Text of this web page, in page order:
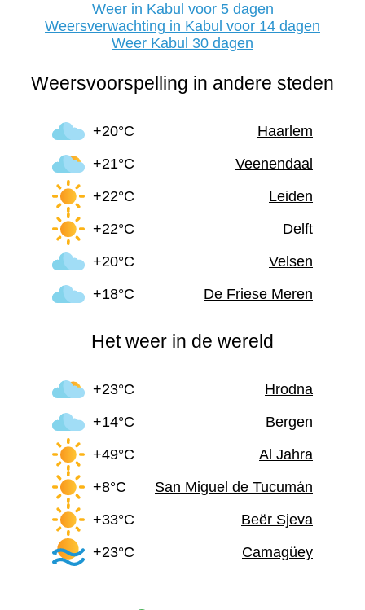
Weer in Kabul voor 5 dagen
Weersverwachting in Kabul voor 14 dagen
Weer Kabul 30 dagen
Weersvoorspelling in andere steden
+20°C
Haarlem
+21°C
Veenendaal
+22°C
Leiden
+22°C
Delft
+20°C
Velsen
+18°C
De Friese Meren
Het weer in de wereld
+23°C
Hrodna
+14°C
Bergen
+49°C
Al Jahra
+8°C
San Miguel de Tucumán
+33°C
Beër Sjeva
+23°C
Camagüey